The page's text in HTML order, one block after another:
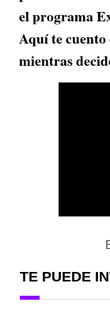
el programa
Aquí te
mientras
TE PUEDE